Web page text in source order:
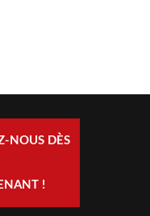
NOUS DÈS
!